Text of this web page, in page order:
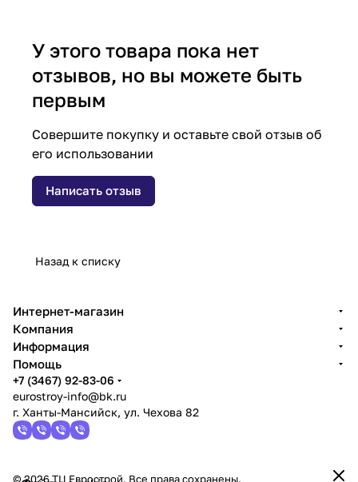
У этого товара пока нет
отзывов, но вы можете быть
первым
Совершите покупку и оставьте свой отзыв об
его использовании
Написать отзыв
Назад к списку
Интернет-магазин
Компания
Информация
Помощь
+7 (3467) 92-83-06
eurostroy-info@bk.ru
г. Ханты-Мансийск, ул. Чехова 82
© 2026 ТЦ Еврострой. Все права сохранены.